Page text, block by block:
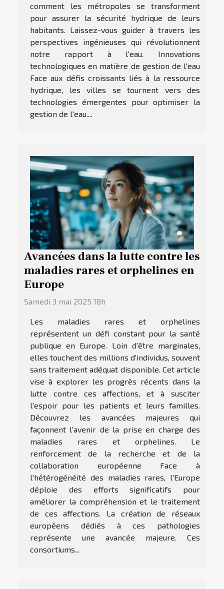
comment les métropoles se transforment
pour assurer la sécurité hydrique de leurs
habitants. Laissez-vous guider à travers les
perspectives ingénieuses qui révolutionnent
notre rapport à l'eau. Innovations
technologiques en matière de gestion de l'eau
Face aux défis croissants liés à la ressource
hydrique, les villes se tournent vers des
technologies émergentes pour optimiser la
gestion de l'eau....
Avancées dans la lutte contre les
maladies rares et orphelines en
Europe
Samedi 3 mai 2025 18h
Les maladies rares et orphelines
représentent un défi constant pour la santé
publique en Europe. Loin d'être marginales,
elles touchent des millions d'individus, souvent
sans traitement adéquat disponible. Cet article
vise à explorer les progrès récents dans la
lutte contre ces affections, et à susciter
l'espoir pour les patients et leurs familles.
Découvrez les avancées majeures qui
façonnent l'avenir de la prise en charge des
maladies rares et orphelines. Le
renforcement de la recherche et de la
collaboration européenne Face à
l'hétérogénéité des maladies rares, l'Europe
déploie des efforts significatifs pour
améliorer la compréhension et le traitement
de ces affections. La création de réseaux
européens dédiés à ces pathologies
représente une avancée majeure. Ces
consortiums...